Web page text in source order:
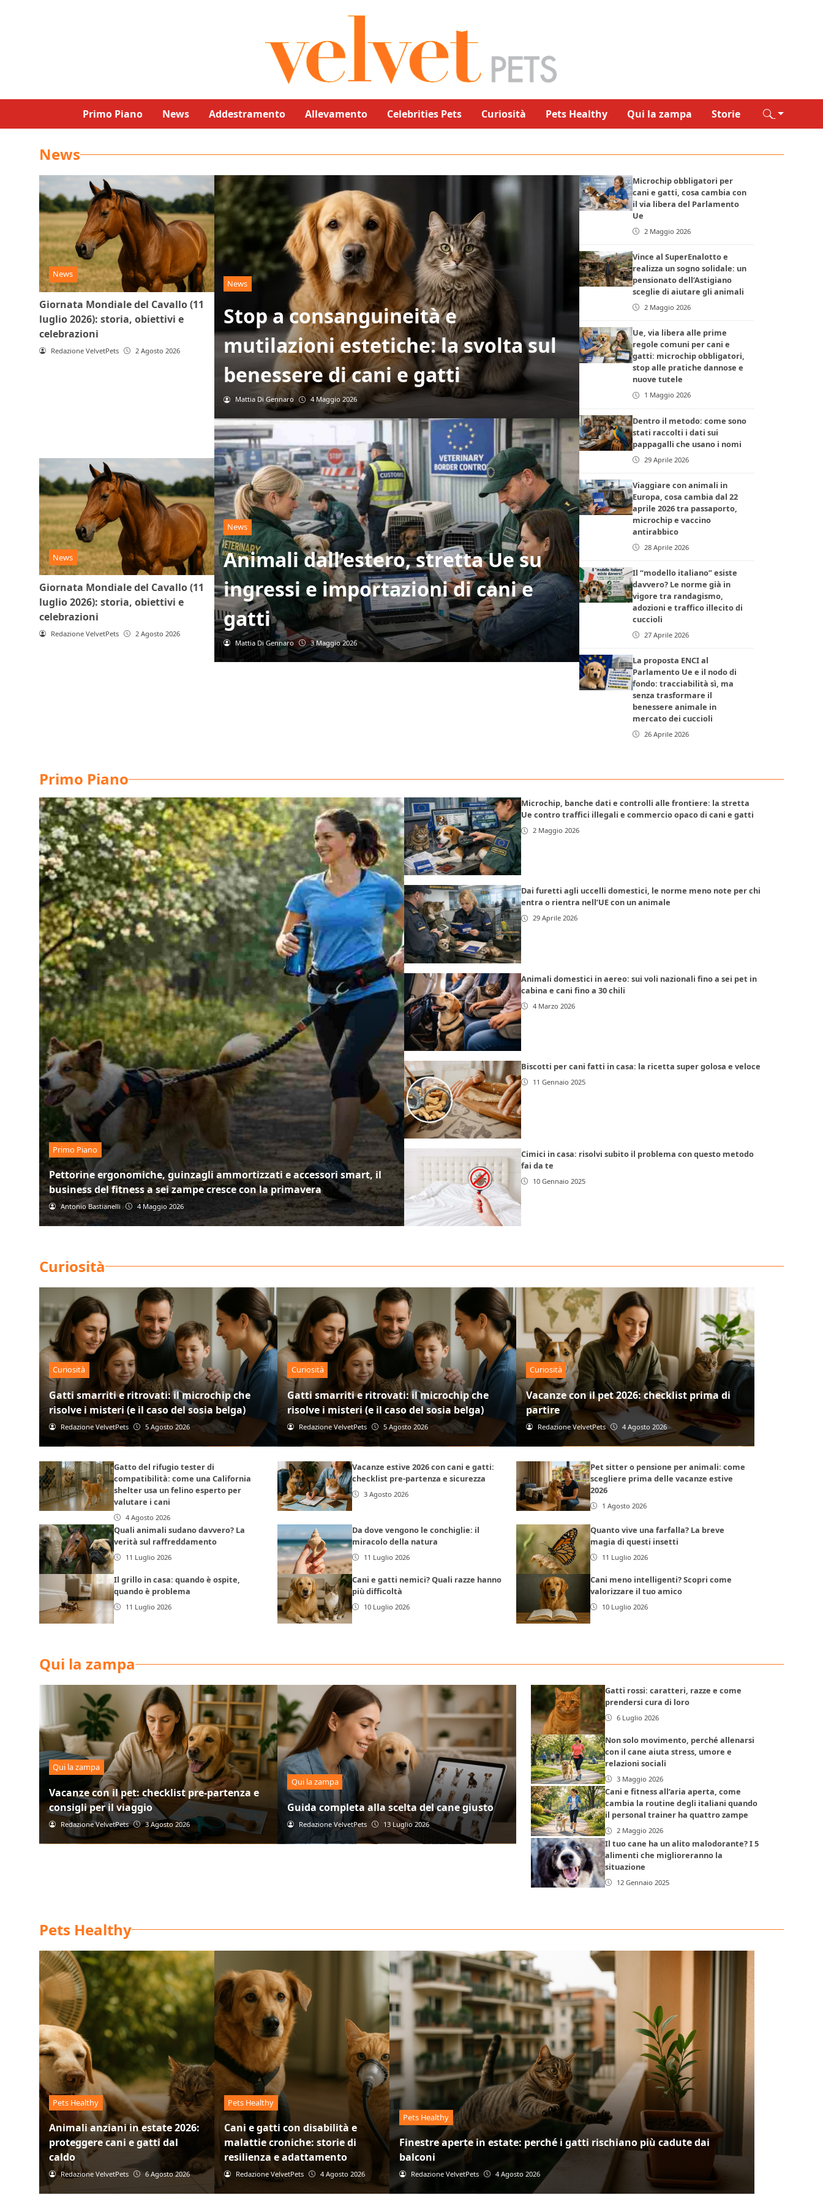
Primo Piano News Addestramento Allevamento Celebrities Pets Curiosità Pets Healthy Qui la zampa Storie
News
News
Giornata Mondiale del Cavallo (11
luglio 2026): storia, obiettivi e
celebrazioni
Redazione VelvetPets 2 Agosto 2026
News
Giornata Mondiale del Cavallo (11
luglio 2026): storia, obiettivi e
celebrazioni
Redazione VelvetPets 2 Agosto 2026
News
Stop a consanguineità e
mutilazioni estetiche: la svolta sul
benessere di cani e gatti
Mattia Di Gennaro 4 Maggio 2026
News
Animali dall’estero, stretta Ue su
ingressi e importazioni di cani e
gatti
Mattia Di Gennaro 3 Maggio 2026
Microchip obbligatori per
cani e gatti, cosa cambia con
il via libera del Parlamento
Ue
2 Maggio 2026
Vince al SuperEnalotto e
realizza un sogno solidale: un
pensionato dell’Astigiano
sceglie di aiutare gli animali
2 Maggio 2026
Ue, via libera alle prime
regole comuni per cani e
gatti: microchip obbligatori,
stop alle pratiche dannose e
nuove tutele
1 Maggio 2026
Dentro il metodo: come sono
stati raccolti i dati sui
pappagalli che usano i nomi
29 Aprile 2026
Viaggiare con animali in
Europa, cosa cambia dal 22
aprile 2026 tra passaporto,
microchip e vaccino
antirabbico
28 Aprile 2026
Il “modello italiano” esiste
davvero? Le norme già in
vigore tra randagismo,
adozioni e traffico illecito di
cuccioli
27 Aprile 2026
La proposta ENCI al
Parlamento Ue e il nodo di
fondo: tracciabilità sì, ma
senza trasformare il
benessere animale in
mercato dei cuccioli
26 Aprile 2026
Primo Piano
Primo Piano
Pettorine ergonomiche, guinzagli ammortizzati e accessori smart, il
business del fitness a sei zampe cresce con la primavera
Antonio Bastianelli 4 Maggio 2026
Microchip, banche dati e controlli alle frontiere: la stretta
Ue contro traffici illegali e commercio opaco di cani e gatti
2 Maggio 2026
Dai furetti agli uccelli domestici, le norme meno note per chi
entra o rientra nell’UE con un animale
29 Aprile 2026
Animali domestici in aereo: sui voli nazionali fino a sei pet in
cabina e cani fino a 30 chili
4 Marzo 2026
Biscotti per cani fatti in casa: la ricetta super golosa e veloce
11 Gennaio 2025
Cimici in casa: risolvi subito il problema con questo metodo
fai da te
10 Gennaio 2025
Curiosità
Curiosità
Gatti smarriti e ritrovati: il microchip che
risolve i misteri (e il caso del sosia belga)
Redazione VelvetPets 5 Agosto 2026
Curiosità
Gatti smarriti e ritrovati: il microchip che
risolve i misteri (e il caso del sosia belga)
Redazione VelvetPets 5 Agosto 2026
Curiosità
Vacanze con il pet 2026: checklist prima di
partire
Redazione VelvetPets 4 Agosto 2026
Gatto del rifugio tester di
compatibilità: come una California
shelter usa un felino esperto per
valutare i cani
4 Agosto 2026
Vacanze estive 2026 con cani e gatti:
checklist pre-partenza e sicurezza
3 Agosto 2026
Pet sitter o pensione per animali: come
scegliere prima delle vacanze estive
2026
1 Agosto 2026
Quali animali sudano davvero? La
verità sul raffreddamento
11 Luglio 2026
Da dove vengono le conchiglie: il
miracolo della natura
11 Luglio 2026
Quanto vive una farfalla? La breve
magia di questi insetti
11 Luglio 2026
Il grillo in casa: quando è ospite,
quando è problema
11 Luglio 2026
Cani e gatti nemici? Quali razze hanno
più difficoltà
10 Luglio 2026
Cani meno intelligenti? Scopri come
valorizzare il tuo amico
10 Luglio 2026
Qui la zampa
Qui la zampa
Vacanze con il pet: checklist pre-partenza e
consigli per il viaggio
Redazione VelvetPets 3 Agosto 2026
Qui la zampa
Guida completa alla scelta del cane giusto
Redazione VelvetPets 13 Luglio 2026
Gatti rossi: caratteri, razze e come
prendersi cura di loro
6 Luglio 2026
Non solo movimento, perché allenarsi
con il cane aiuta stress, umore e
relazioni sociali
3 Maggio 2026
Cani e fitness all’aria aperta, come
cambia la routine degli italiani quando
il personal trainer ha quattro zampe
2 Maggio 2026
Il tuo cane ha un alito malodorante? I 5
alimenti che miglioreranno la
situazione
12 Gennaio 2025
Pets Healthy
Pets Healthy
Animali anziani in estate 2026:
proteggere cani e gatti dal
caldo
Redazione VelvetPets 6 Agosto 2026
Pets Healthy
Cani e gatti con disabilità e
malattie croniche: storie di
resilienza e adattamento
Redazione VelvetPets 4 Agosto 2026
Pets Healthy
Finestre aperte in estate: perché i gatti rischiano più cadute dai
balconi
Redazione VelvetPets 4 Agosto 2026